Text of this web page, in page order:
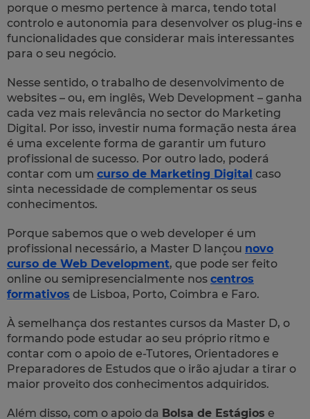
porque o mesmo pertence à marca, tendo total
controlo e autonomia para desenvolver os plug-ins e
funcionalidades que considerar mais interessantes
para o seu negócio.
Nesse sentido, o trabalho de desenvolvimento de
websites – ou, em inglês, Web Development – ganha
cada vez mais relevância no sector do Marketing
Digital. Por isso, investir numa formação nesta área
é uma excelente forma de garantir um futuro
profissional de sucesso. Por outro lado, poderá
contar com um curso de Marketing Digital caso
sinta necessidade de complementar os seus
conhecimentos.
Porque sabemos que o web developer é um
profissional necessário, a Master D lançou novo
curso de Web Development, que pode ser feito
online ou semipresencialmente nos centros
formativos de Lisboa, Porto, Coimbra e Faro.
À semelhança dos restantes cursos da Master D, o
formando pode estudar ao seu próprio ritmo e
contar com o apoio de e-Tutores, Orientadores e
Preparadores de Estudos que o irão ajudar a tirar o
maior proveito dos conhecimentos adquiridos.
Além disso, com o apoio da Bolsa de Estágios e